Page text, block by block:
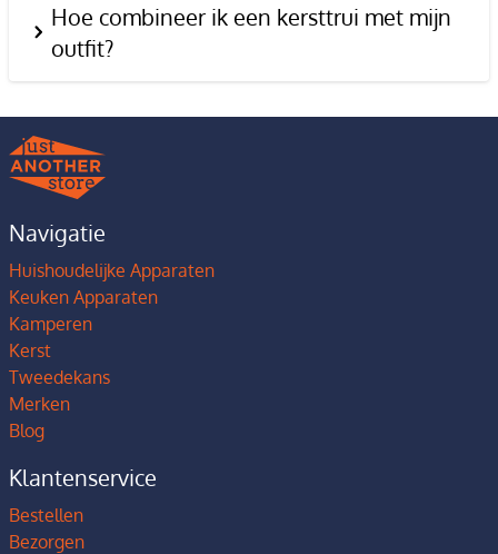
Hoe combineer ik een kersttrui met mijn
outfit?
Navigatie
Huishoudelijke Apparaten
Keuken Apparaten
Kamperen
Kerst
Tweedekans
Merken
Blog
Klantenservice
Bestellen
Bezorgen